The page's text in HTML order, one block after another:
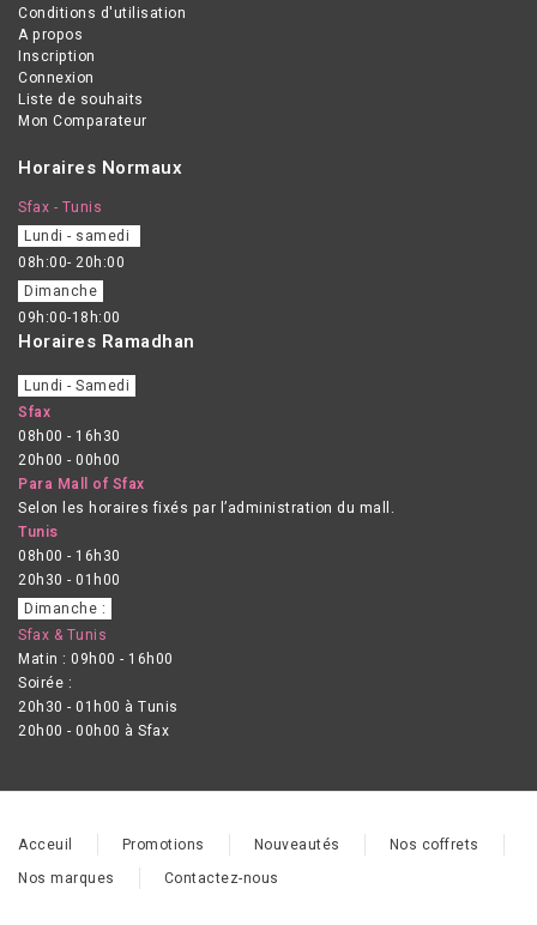
Conditions d'utilisation
A propos
Inscription
Connexion
Liste de souhaits
Mon Comparateur
Horaires Normaux
Sfax - Tunis
Lundi - samedi
08h:00- 20h:00
Dimanche
09h:00-18h:00
Horaires Ramadhan
Lundi - Samedi
Sfax
08h00 - 16h30
20h00 - 00h00
Para Mall of Sfax
Selon les horaires fixés par l’administration du mall.
Tunis
08h00 - 16h30
20h30 - 01h00
Dimanche :
Sfax & Tunis
Matin : 09h00 - 16h00
Soirée :
20h30 - 01h00 à Tunis
20h00 - 00h00 à Sfax
Acceuil Promotions Nouveautés
Nos coffrets
Nos marques
Contactez-nous